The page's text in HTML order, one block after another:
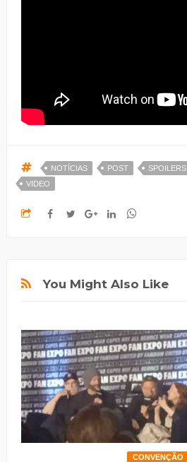
NOTÍCIAS POST SPOILERS
VIDEO
You Might Also Like
CONVENÇÃO